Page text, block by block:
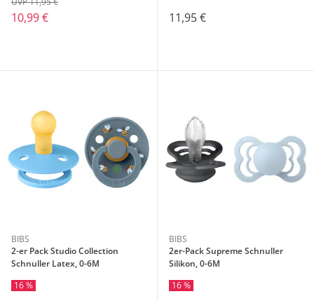
10,99 € 11,95 €
BIBS
2-er Pack Studio Collection
Schnuller Latex, 0-6M
16 %
BIBS
2er-Pack Supreme Schnuller
Silikon, 0-6M
16 %